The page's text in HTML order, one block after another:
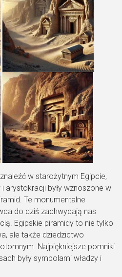
w starożytnym Egipcie,
arystokracji były wznoszone w
Te monumentalne
do dziś zachwycają nas
Egipskie piramidy to nie tylko
ale także dziedzictwo
Najpiękniejsze pomniki
były symbolami władzy i